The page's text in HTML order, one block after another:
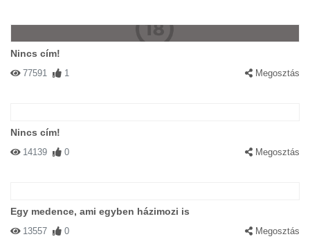
Nincs cím!
77591 1 Megosztás
Nincs cím!
14139 0 Megosztás
Egy medence, ami egyben házimozi is
13557 0 Megosztás